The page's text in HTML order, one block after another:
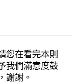
您在看完本則
我們滿意度鼓
謝謝。